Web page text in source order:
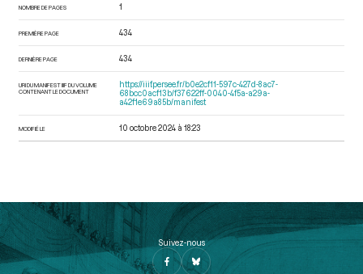
NOMBRE DE PAGES 1
PREMIÈRE PAGE 434
DERNIÈRE PAGE 434
URI DU MANIFEST IIIF DU VOLUME
CONTENANT LE DOCUMENT
https://iiif.persee.fr/b0e2cf11-597c-427d-8ac7-
68bcc0acf13b/f37622ff-0040-4f5a-a29a-
a42f1e69a85b/manifest
MODIFIÉ LE 10 octobre 2024 à 18:23
Suivez-nous